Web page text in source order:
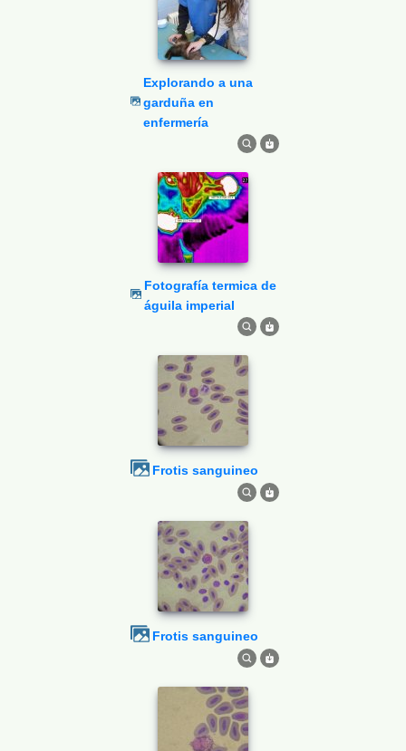
Explorando a una
garduña en
enfermería
Fotografía termica de
águila imperial
Frotis sanguineo
Frotis sanguineo